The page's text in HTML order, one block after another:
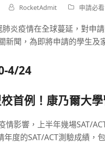
RocketAdmit 申請必看
肺炎疫情在全球蔓延，對申
新聞，為即將申請的學生及
4/24
首例！康乃爾大
情影響，上半年幾場SAT/
年度的SAT/ACT測驗成績，